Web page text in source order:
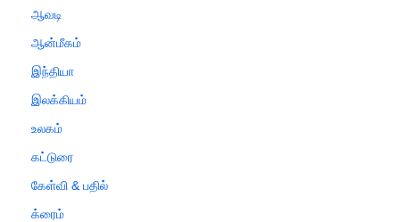
ஆவடி
ஆன்மீகம்
இந்தியா
இலக்கியம்
உலகம்
கட்டுரை
கேள்வி & பதில்
க்ரைம்